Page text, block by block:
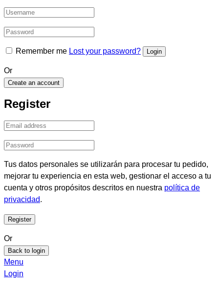
Remember me Lost your password?
Or
Create an account
Register
Tus datos personales se utilizarán para procesar tu pedido,
mejorar tu experiencia en esta web, gestionar el acceso a tu
cuenta y otros propósitos descritos en nuestra política de
privacidad.
Or
Back to login
Menu
Login